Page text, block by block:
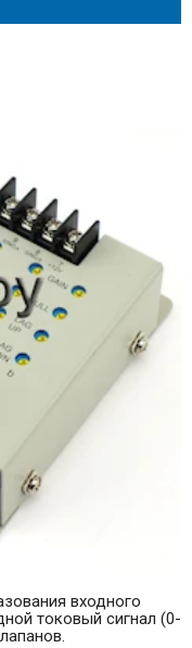
входного
токовый сигнал (0-